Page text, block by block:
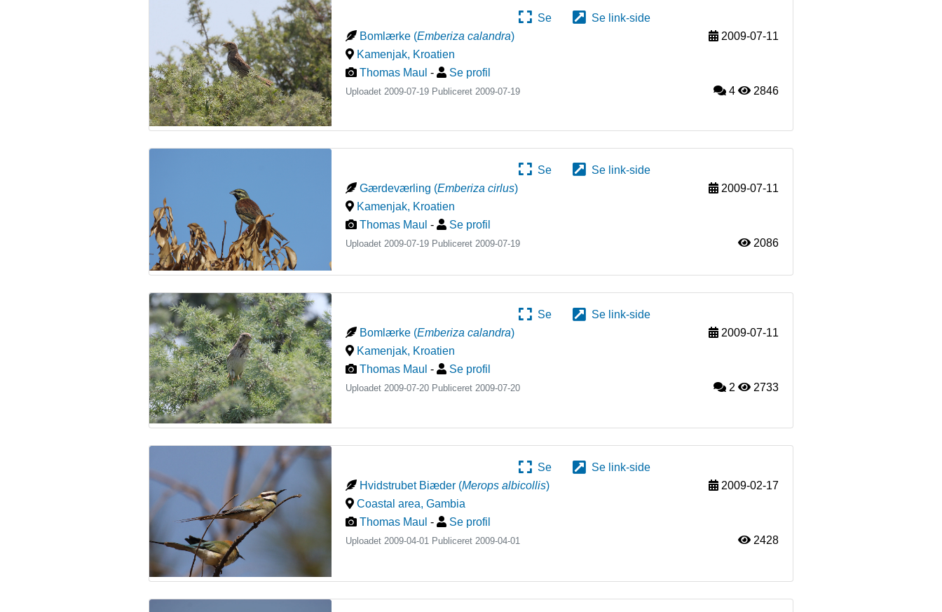
Se
Se link-side
Bomlærke (Emberiza calandra)
2009-07-11
Kamenjak, Kroatien
Thomas Maul - Se profil
Uploadet 2009-07-19 Publiceret 2009-07-19 4 2846
Se
Se link-side
Gærdeværling (Emberiza cirlus)
2009-07-11
Kamenjak, Kroatien
Thomas Maul - Se profil
Uploadet 2009-07-19 Publiceret 2009-07-19 2086
Se
Se link-side
Bomlærke (Emberiza calandra)
2009-07-11
Kamenjak, Kroatien
Thomas Maul - Se profil
Uploadet 2009-07-20 Publiceret2009-07-20 2 2733
Se
Se link-side
Hvidstrubet Biæder (Merops albicollis)
2009-02-17
Coastal area,Gambia
Thomas Maul - Se profil
Uploadet 2009-04-01 Publiceret2009-04-01 2428